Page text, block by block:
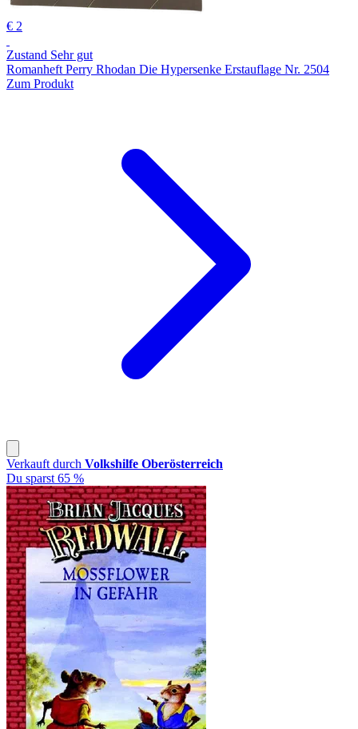
€ 2
Zustand Sehr gut
Romanheft Perry Rhodan Die Hypersenke Erstauflage Nr. 2504
Zum Produkt
Verkauft durch Volkshilfe Oberösterreich
Du sparst 65 %